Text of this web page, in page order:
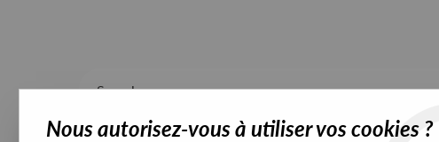
Nous autorisez-vous à utiliser vos cookies ?